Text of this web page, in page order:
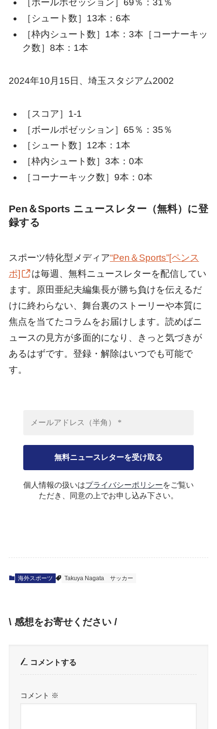
［ボールポゼッション］69％：31％
［シュート数］13本：6本
［枠内シュート数］1本：3本［コーナーキッ
ク数］8本：1本
2024年10月15日、埼玉スタジアム2002
［スコア］1-1
［ボールポゼッション］65％：35％
［シュート数］12本：1本
［枠内シュート数］3本：0本
［コーナーキック数］9本：0本
Pen＆Sports ニュースレター（無料）に登
録する
スポーツ特化型メディア“Pen＆Sports”[ペンス
ポ]
は毎週、無料ニュースレターを配信してい
ます。原田亜紀夫編集長が勝ち負けを伝えるだ
けに終わらない、舞台裏のストーリーや本質に
焦点を当てたコラムをお届けします。読めばニ
ュースの見方が多面的になり、きっと気づきが
あるはずです。登録・解除はいつでも可能で
す。
個人情報の扱いはプライバシーポリシーをご覧い
ただき、同意の上でお申し込み下さい。
海外スポーツ Takuya Nagata サッカー
\ 感想をお寄せください /
コメントする
コメント ※